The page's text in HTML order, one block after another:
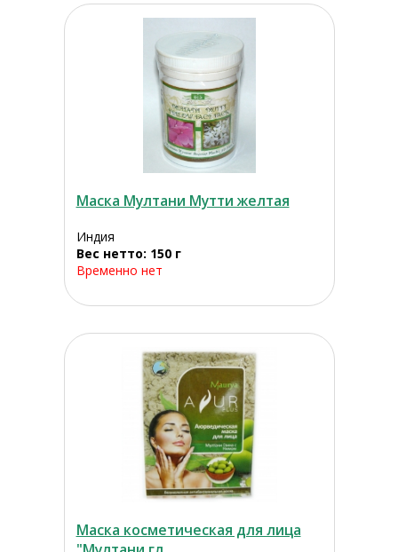
Маска Мултани Мутти желтая
Индия
Вес нетто: 150 г
Временно нет
Маска косметическая для лица